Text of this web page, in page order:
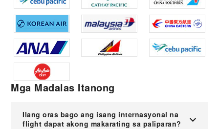
Mga Madalas Itanong
Ilang oras bago ang isang internasyonal na
flight dapat akong makarating sa paliparan?